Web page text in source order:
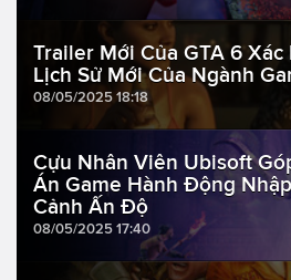
Trailer Mới Của GTA 6
Lịch Sử Mới Của Ngành
08/05/2025 18:18
Cựu Nhân Viên Ubisoft
Án Game Hành Động
Cảnh Ấn Độ
08/05/2025 17:40